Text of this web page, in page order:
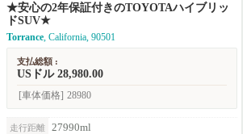
★安心の2年保証付きのTOYOTAハイブリッ
ドSUV★
Torrance, California, 90501
支払総額 :
USドル 28,980.00
[車体価格] 28980
走行距離 27990ml